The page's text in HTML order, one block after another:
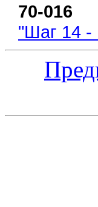
70-016
"Шаг 14 -